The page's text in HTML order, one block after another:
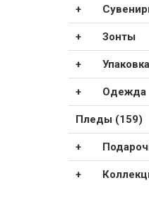
Зонты
Упаковка
Одежда
Пледы (159)